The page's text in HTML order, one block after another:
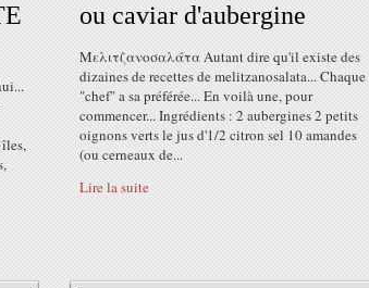
ou caviar d'aubergine
Μελιτζανοσαλάτα Autant dire qu'il existe des
dizaines de recettes de melitzanosalata... Chaque
"chef" a sa préférée... En voilà une, pour
commencer... Ingrédients : 2 aubergines 2 petits
oignons verts le jus d'1/2 citron sel 10 amandes
(ou cerneaux de...
Lire la suite